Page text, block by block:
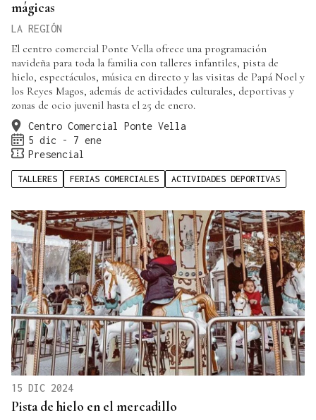
mágicas
LA REGIÓN
El centro comercial Ponte Vella ofrece una programación
navideña para toda la familia con talleres infantiles, pista de
hielo, espectáculos, música en directo y las visitas de Papá Noel y
los Reyes Magos, además de actividades culturales, deportivas y
zonas de ocio juvenil hasta el 25 de enero.
Centro Comercial Ponte Vella
5 dic - 7 ene
Presencial
TALLERES FERIAS COMERCIALES ACTIVIDADES DEPORTIVAS
15 DIC 2024
Pista de hielo en el mercadillo